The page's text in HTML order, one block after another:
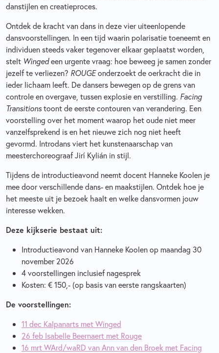
danstijlen en creatieproces.
Ontdek de kracht van dans in deze vier uiteenlopende
dansvoorstellingen. In een tijd waarin polarisatie toeneemt en
individuen steeds vaker tegenover elkaar geplaatst worden,
stelt Wingedeen urgente vraag: hoe beweeg je samen zonder
jezelf te verliezen? ROUGEonderzoekt de oerkracht die in
ieder lichaam leeft. De dansers bewegen op de grens van
controle en overgave, tussen explosie en verstilling. Facing
Transitionstoont de eerste contouren van verandering. Een
voorstelling over het moment waarop het oude niet meer
vanzelfsprekend is en het nieuwe zich nog niet heeft
gevormd. Introdans viert het kunstenaarschap van
meesterchoreograaf Jirí Kylián in stijl.
Tijdens de introductieavond neemt docent Hanneke Koolen je
mee door verschillende dans- en maakstijlen. Ontdek hoe je
het meeste uit je bezoek haalt en welke dansvormen jouw
interesse wekken.
Deze kijkserie bestaat uit:
Introductieavond van Hanneke Koolen op maandag 30
november 2026
4 voorstellingen inclusief nagesprek
Kosten: € 150,- (op basis van eerste rangskaarten)
De voorstellingen:
11 dec Kalpanarts met Winged
26 feb Isabelle Beernaert met Rouge
16 mrt WArd/waRD van Ann van den Broek met Facing